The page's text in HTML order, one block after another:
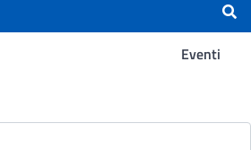
Eventi
Ricerca -